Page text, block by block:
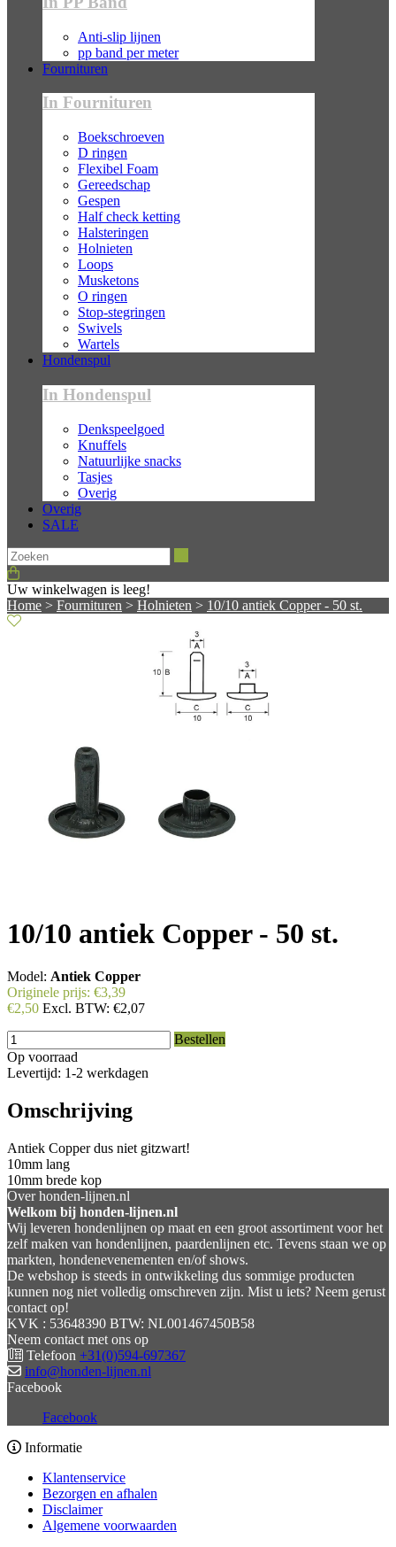
Anti-slip lijnen
pp band per meter
Fournituren
In Fournituren
Boekschroeven
D ringen
Flexibel Foam
Gereedschap
Gespen
Half check ketting
Halsteringen
Holnieten
Loops
Musketons
O ringen
Stop-stegringen
Swivels
Wartels
Hondenspul
In Hondenspul
Denkspeelgoed
Knuffels
Natuurlijke snacks
Tasjes
Overig
Overig
SALE
Uw winkelwagen is leeg!
Home > Fournituren > Holnieten > 10/10 antiek Copper - 50 st.
10/10 antiek Copper - 50 st.
Model: Antiek Copper
Originele prijs: €3,39
€2,50 Excl. BTW: €2,07
Bestellen
Op voorraad
Levertijd: 1-2 werkdagen
Omschrijving
Antiek Copper dus niet gitzwart!
10mm lang
10mm brede kop
Over honden-lijnen.nl
Welkom bij honden-lijnen.nl
Wij leveren hondenlijnen op maat en een groot assortiment voor het
zelf maken van hondenlijnen, paardenlijnen etc. Tevens staan we op
markten, hondenevenementen en/of shows.
De webshop is steeds in ontwikkeling dus sommige producten
kunnen nog niet volledig omschreven zijn. Mist u iets? Neem gerust
contact op!
KVK : 53648390 BTW: NL001467450B58
Neem contact met ons op
Telefoon +31(0)594-697367
info@honden-lijnen.nl
Facebook
Facebook
Informatie
Klantenservice
Bezorgen en afhalen
Disclaimer
Algemene voorwaarden